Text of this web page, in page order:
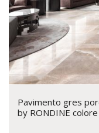
Pavimento gres
by RONDINE colore